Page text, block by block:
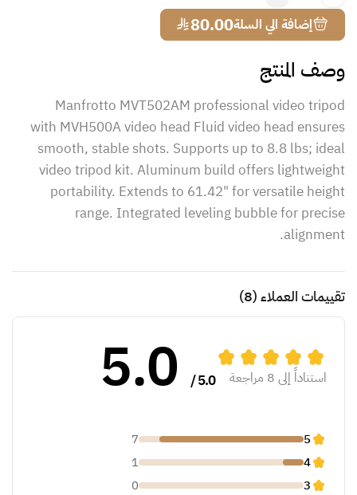
إضافة الي السلة80.00
¥
وصف المنتج
Manfrotto MVT502AM professional video tripod
with MVH500A video head Fluid video head ensures
smooth, stable shots. Supports up to 8.8 lbs; ideal
video tripod kit. Aluminum build offers lightweight
portability. Extends to 61.42" for versatile height
range. Integrated leveling bubble for precise
alignment.
تقييمات العملاء(8)
استناداً إلى 8 مراجعة 5.0 /
5.0
5
7
4
1
3
0